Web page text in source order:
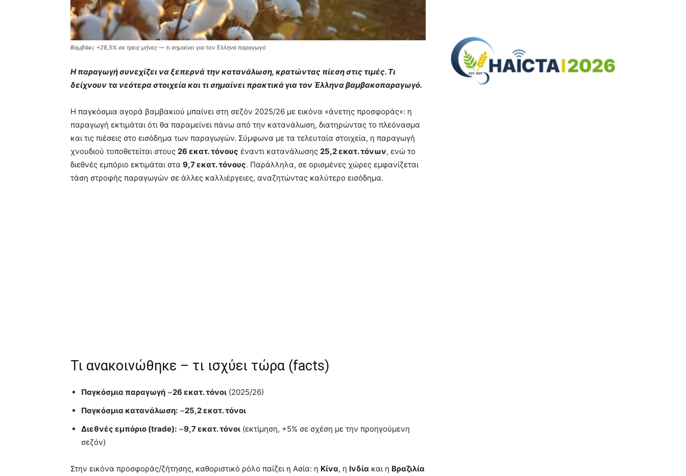
Βαμβάκι: +28,5% σε τρεις μήνες — τι σημαίνει για τον Έλληνα παραγωγό
Η παραγωγή συνεχίζει να ξεπερνά την κατανάλωση, κρατώντας πίεση στις τιμές. Τι
δείχνουν τα νεότερα στοιχεία και τι σημαίνει πρακτικά για τον Έλληνα βαμβακοπαραγωγό.
Η παγκόσμια αγορά βαμβακιού μπαίνει στη σεζόν 2025/26 με εικόνα «άνετης προσφοράς»: η
παραγωγή εκτιμάται ότι θα παραμείνει πάνω από την κατανάλωση, διατηρώντας το πλεόνασμα
και τις πιέσεις στο εισόδημα των παραγωγών. Σύμφωνα με τα τελευταία στοιχεία, η παραγωγή
χνουδιού τοποθετείται στους 26 εκατ. τόνους έναντι κατανάλωσης 25,2 εκατ. τόνων, ενώ το
διεθνές εμπόριο εκτιμάται στα 9,7 εκατ. τόνους. Παράλληλα, σε ορισμένες χώρες εμφανίζεται
τάση στροφής παραγωγών σε άλλες καλλιέργειες, αναζητώντας καλύτερο εισόδημα.
Τι ανακοινώθηκε – τι ισχύει τώρα (facts)
Παγκόσμια παραγωγή ~26 εκατ. τόνοι (2025/26)
Παγκόσμια κατανάλωση: ~25,2 εκατ. τόνοι
Διεθνές εμπόριο (trade): ~9,7 εκατ. τόνοι (εκτίμηση, +5% σε σχέση με την προηγούμενη
σεζόν)
Στην εικόνα προσφοράς/ζήτησης, καθοριστικό ρόλο παίζει η Ασία: η Κίνα, η Ινδία και η Βραζιλία